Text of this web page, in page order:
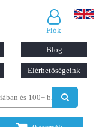
Fiók
Blog
Elérhetőségeink